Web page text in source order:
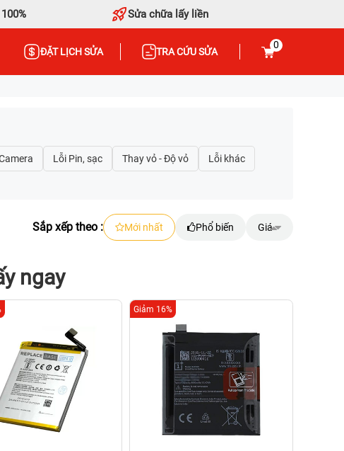
Sửa chữa lấy liền
ĐẶT LỊCH SỬA TRA CỨU SỬA
0
Sắp xếp theo : Mới nhất Phổ biến Giá
ngay
Giảm 16%